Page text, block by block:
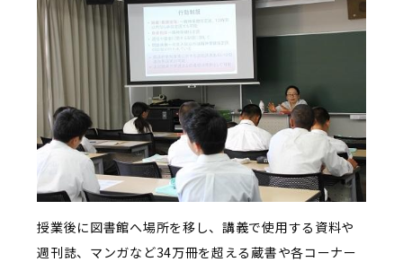
授業後に図書館へ場所を移し、講義で使用する資料や
週刊誌、マンガなど34万冊を超える蔵書や各コーナー